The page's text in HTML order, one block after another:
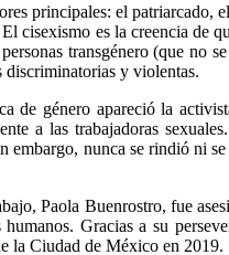
principales: el
cisexismo es la creencia de
transgénero (que
discriminatorias y violentas.
género apareció la
a las trabajadoras
nunca se rindió ni
Paola Buenrostro, fue
Gracias a su
la Ciudad de México en 2019.